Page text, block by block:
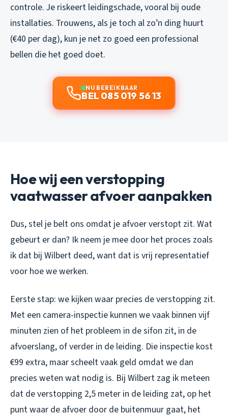
controle. Je riskeert leidingschade, vooral bij oude
installaties. Trouwens, als je toch al zo’n ding huurt
(€40 per dag), kun je net zo goed een professional
bellen die het goed doet.
NU BEREIKBAAR
BEL 085 019 56 13
Hoe wij een verstopping
vaatwasser afvoer aanpakken
Dus, stel je belt ons omdat je afvoer verstopt zit. Wat
gebeurt er dan? Ik neem je mee door het proces zoals
ik dat bij Wilbert deed, want dat is vrij representatief
voor hoe we werken.
Eerste stap: we kijken waar precies de verstopping zit.
Met een camera-inspectie kunnen we vaak binnen vijf
minuten zien of het probleem in de sifon zit, in de
afvoerslang, of verder in de leiding. Die inspectie kost
€99 extra, maar scheelt vaak geld omdat we dan
precies weten wat nodig is. Bij Wilbert zag ik meteen
dat de verstopping 2,5 meter in de leiding zat, op het
punt waar de afvoer door de buitenmuur gaat, het